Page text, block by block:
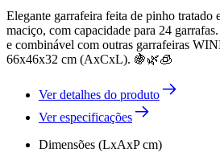
Elegante garrafeira feita de pinho tratado
maciço, com capacidade para 24
e combinável com outras garrafeiras
66x46x32 cm (AxCxL). 🍇🌿🧊
Ver detalhes do produto
Ver especificações
Dimensões (LxAxP cm)